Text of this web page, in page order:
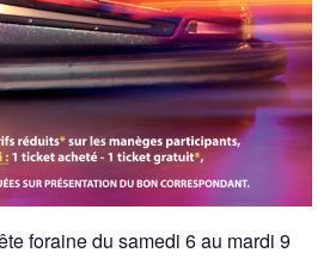
foraine du samedi 6 au mardi 9